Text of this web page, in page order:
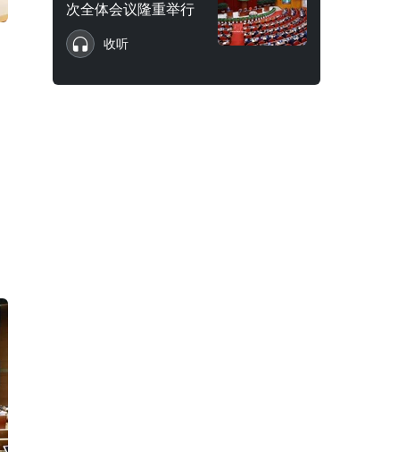
次全体会议隆重举行
收听